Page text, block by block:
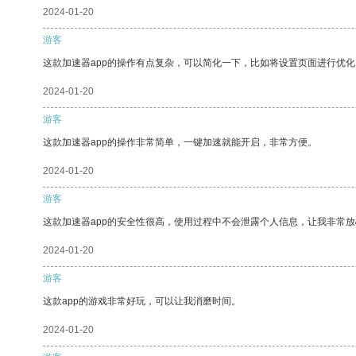
2024-01-20
游客
这款加速器app的操作有点复杂，可以简化一下，比如将设置页面进行优
2024-01-20
游客
这款加速器app的操作非常简单，一键加速就能开启，非常方便。
2024-01-20
游客
这款加速器app的安全性很高，使用过程中不会泄露个人信息，让我非常
2024-01-20
游客
这款app的游戏非常好玩，可以让我消磨时间。
2024-01-20